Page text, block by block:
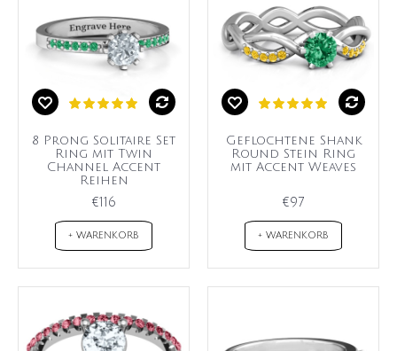
8 Prong Solitaire Set
Ring mit Twin
Channel Accent
Reihen
€116
+ WARENKORB
Geflochtene Shank
Round Stein Ring
mit Accent Weaves
€97
+ WARENKORB